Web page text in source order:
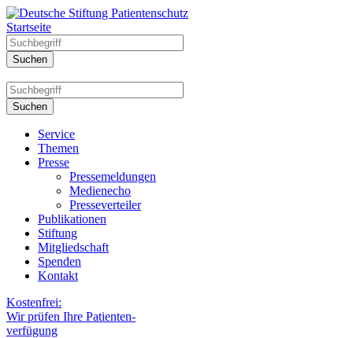
Startseite
Service
Themen
Presse
Pressemeldungen
Medienecho
Presseverteiler
Publikationen
Stiftung
Mitgliedschaft
Spenden
Kontakt
Kostenfrei:
Wir prüfen Ihre Patienten-
verfügung